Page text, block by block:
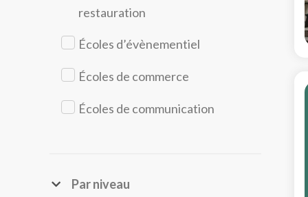
restauration
Écoles d’évènementiel
Écoles de commerce
Écoles de communication
Par niveau